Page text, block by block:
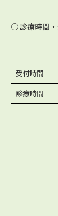
○ 診療時間
受付時間
診療時間